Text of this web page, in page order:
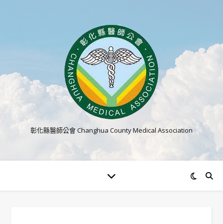
彰化縣醫師公會 Changhua County Medical Association